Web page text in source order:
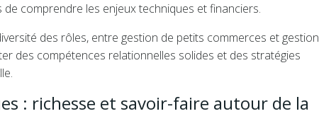
comprendre les enjeux techniques et financiers.
des rôles, entre gestion de petits commerces et gestion
des compétences relationnelles solides et des stratégies
: richesse et savoir-faire autour de la